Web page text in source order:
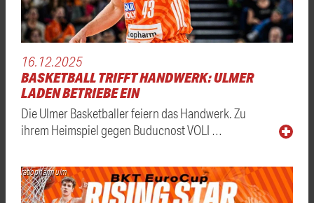
16.12.2025
BASKETBALL TRIFFT HANDWERK: ULMER
LADEN BETRIEBE EIN
Die Ulmer Basketballer feiern das Handwerk. Zu
ihrem Heimspiel gegen Buducnost VOLI …
ratiopharm ulm